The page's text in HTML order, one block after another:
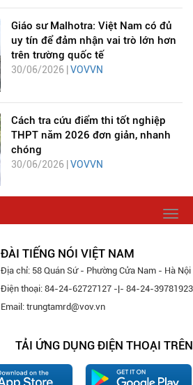
Giáo sư Malhotra: Việt Nam có đủ
uy tín để đảm nhận vai trò lớn hơn
trên trường quốc tế
30/06/2026 | VOVVN
Cách tra cứu điểm thi tốt nghiệp
THPT năm 2026 đơn giản, nhanh
chóng
30/06/2026 | VOVVN
ĐÀI TIẾNG NÓI VIỆT NAM
Địa chỉ: 58 Quán Sứ - Phường Cửa Nam - Hà Nội
Điện thoại: 84-24-62727127 -|- 84-24-39781923
Email: trungtamrd@vov.vn
TẢI ỨNG DỤNG ĐIỆN THOẠI TRÊN